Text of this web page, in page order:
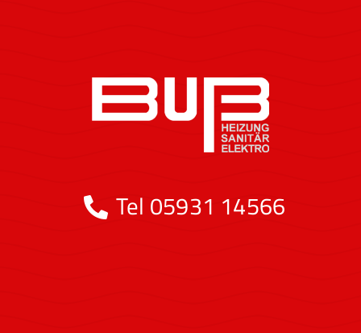
Tel05931 14566